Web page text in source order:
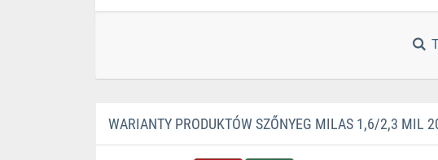
WARIANTY PRODUKTÓW SZŐNYEG MILAS 1,6/2,3 MIL